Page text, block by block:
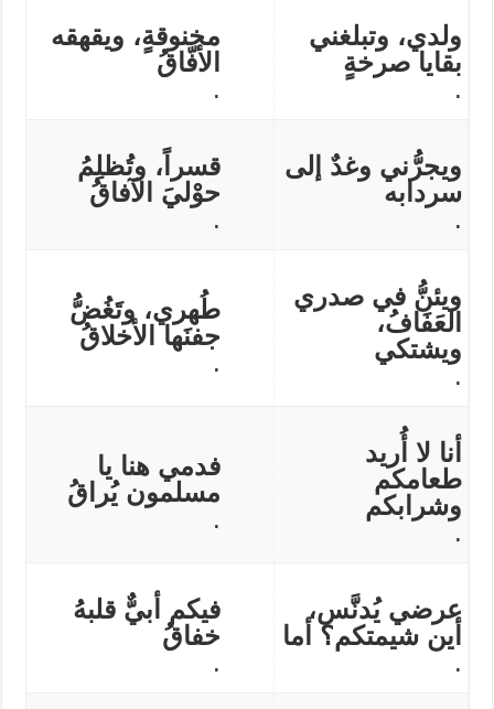
ولدي، وتبلغني
بقايا صرخةٍ
.
مخنوقةٍ، ويقهقه
الأفّاقُ
.
ويجرُّني وغدٌ إلى
سردابه
.
قسراً، وتُظلِمُ
حوْليَ الآفاقُ
.
ويئنُّ في صدري
العَفَافُ،
ويشتكي
.
طُهري، وتَغُضُّ
جفنَها الأخلاقُ
.
أنا لا أُريد
طعامكم
وشرابكم
.
فدمي هنا يا
مسلمون يُراقُ
.
عرضي يُدنَّس،
أين شيمتكم؟ أما
.
فيكم أبيٌّ قلبهُ
خفاقُ
.